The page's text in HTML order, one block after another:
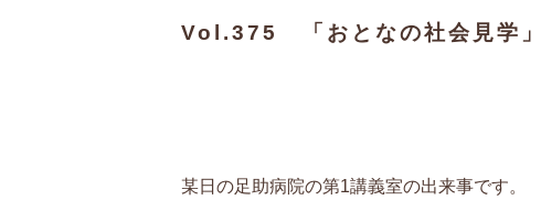
Vol.375 「おとなの社会見学」
某日の足助病院の第1講義室の出来事です。